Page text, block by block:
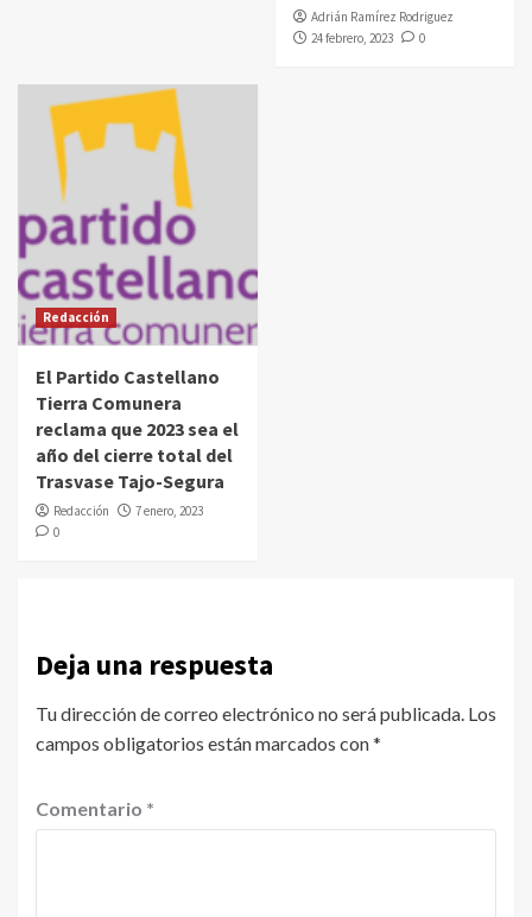
Adrián Ramírez Rodriguez
24 febrero, 2023
0
Redacción
El Partido Castellano
Tierra Comunera
reclama que 2023 sea el
año del cierre total del
Trasvase Tajo-Segura
Redacción
7 enero, 2023
0
Deja una respuesta
Tu dirección de correo electrónico no será publicada. Los
campos obligatorios están marcados con*
Comentario *